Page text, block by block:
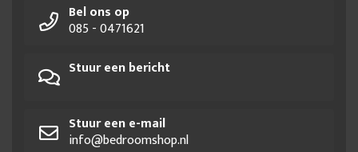
Bel ons op
085 - 0471621
Stuur een bericht
Stuur een e-mail
info@bedroomshop.nl